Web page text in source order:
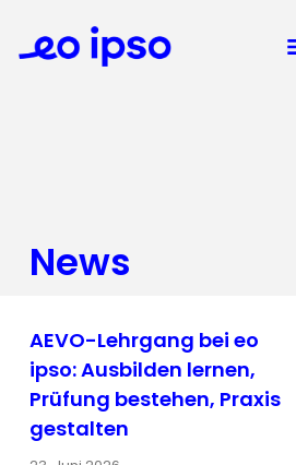
News
AEVO-Lehrgang bei eo
ipso: Ausbilden lernen,
Prüfung bestehen, Praxis
gestalten